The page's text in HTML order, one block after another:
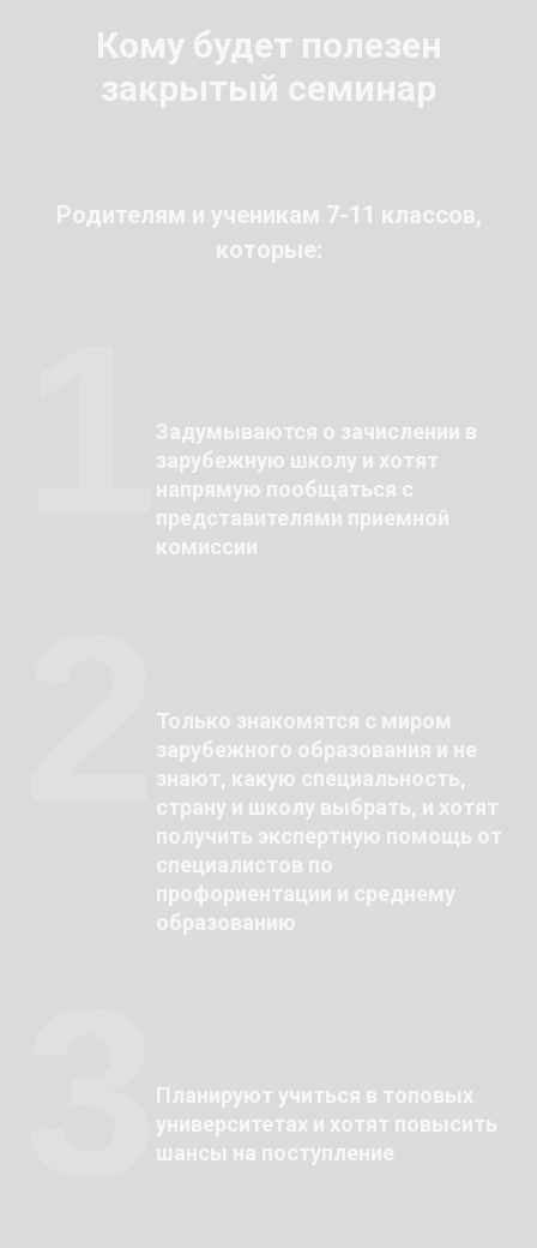
Кому будет полезен
закрытый семинар
Родителям и ученикам 7-11 классов,
которые:
Задумываются о зачислении в
зарубежную школу и хотят
напрямую пообщаться с
представителями приемной
комиссии
Только знакомятся с миром
зарубежного образования и не
знают, какую специальность,
страну и школу выбрать, и хотят
получить экспертную помощь от
специалистов по
профориентации и среднему
образованию
Планируют учиться в топовых
университетах и хотят повысить
шансы на поступление
3